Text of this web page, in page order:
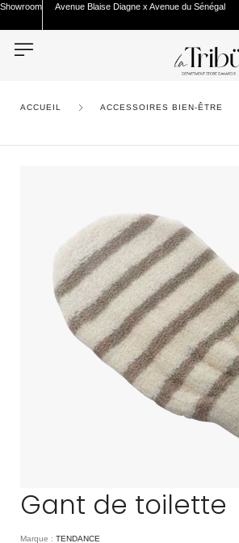
Showroom Avenue Blaise Diagne x Avenue du Sénégal
ACCUEIL ACCESSOIRES BIEN-ÊTRE
Gant de toilette
Marque : TENDANCE